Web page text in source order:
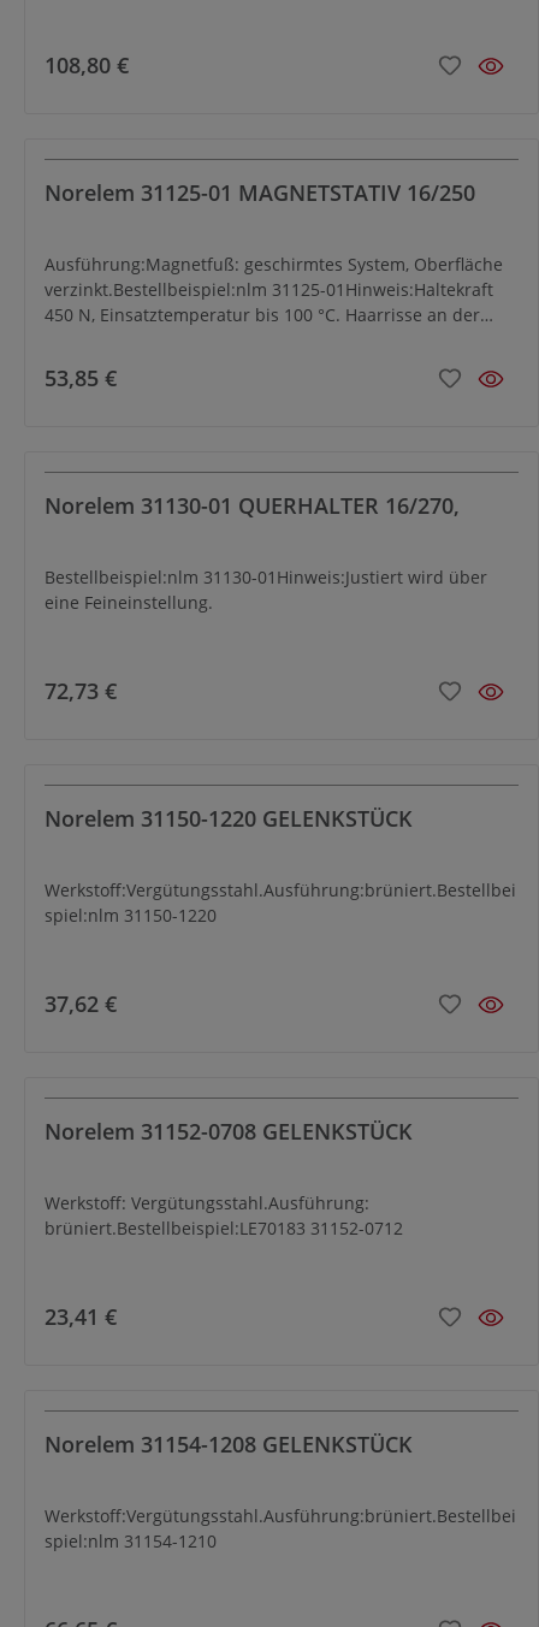
108,80 €
Norelem 31125-01 MAGNETSTATIV 16/250
Ausführung:Magnetfuß: geschirmtes System, Oberfläche
verzinkt.Bestellbeispiel:nlm 31125-01Hinweis:Haltekraft
450 N, Einsatztemperatur bis 100 °C. Haarrisse an der
fertigungstechnisch nicht vermeidbar. Sie beeinträchtigen
die Funktion des Haftmagneten in keiner Weise (siehe
53,85 €
Norelem 31130-01 QUERHALTER 16/270,
Bestellbeispiel:nlm 31130-01Hinweis:Justiert wird über
eine Feineinstellung.
72,73 €
Norelem 31150-1220 GELENKSTÜCK
Werkstoff:Vergütungsstahl.Ausführung:brüniert.Bestellbei
spiel:nlm 31150-1220
37,62 €
Norelem 31152-0708 GELENKSTÜCK
Werkstoff: Vergütungsstahl.Ausführung:
brüniert.Bestellbeispiel:LE70183 31152-0712
23,41 €
Norelem 31154-1208 GELENKSTÜCK
Werkstoff:Vergütungsstahl.Ausführung:brüniert.Bestellbei
spiel:nlm 31154-1210